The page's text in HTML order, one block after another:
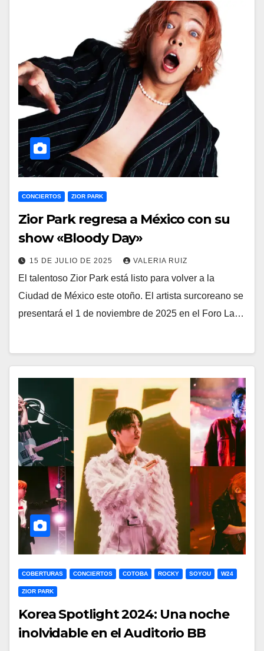
CONCIERTOS ZIOR PARK
Zior Park regresa a México con su
show «Bloody Day»
15 DE JULIO DE 2025 VALERIA RUIZ
El talentoso Zior Park está listo para volver a la
Ciudad de México este otoño. El artista surcoreano se
presentará el 1 de noviembre de 2025 en el Foro La…
COBERTURAS CONCIERTOS COTOBA ROCKY SOYOU W24
ZIOR PARK
Korea Spotlight 2024: Una noche
inolvidable en el Auditorio BB